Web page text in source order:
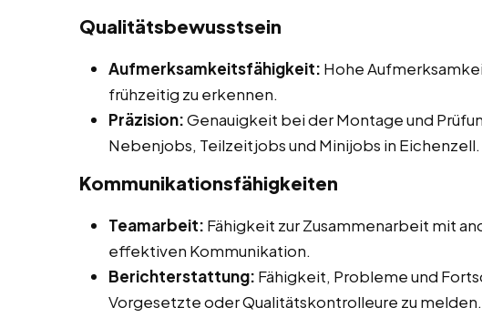
Qualitätsbewusstsein
Aufmerksamkeitsfähigkeit: Hohe
frühzeitig zu erkennen.
Präzision:Genauigkeit bei der Montage und
Nebenjobs, Teilzeitjobs und Minijobs in Eichenzell.
Kommunikationsfähigkeiten
Teamarbeit: Fähigkeit zur Zusammenarbeit mit
effektiven Kommunikation.
Berichterstattung: Fähigkeit, Probleme und
Vorgesetzte oder Qualitätskontrolleure zu melden.